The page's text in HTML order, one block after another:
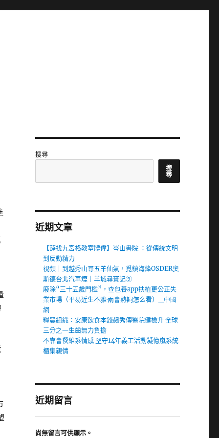
搜尋
搜
尋
近期文章
【薛找九宮格教室體偉】岑山書院 ：從傳統文明
到反動精力
視頻｜到越秀山尋五羊仙氣，覓鎮海烽OSDER奧
斯德台北汽車煙｜羊城尋寶記⑨
廢除“三十五歲門檻”，查包養app扶植更公正失
業市場（平易近生不雅·兩會熱詞怎么看）_中國
網
糧農組織：安康飲食本錢飆秀傳醫院健檢升 全球
三分之一生齒無力負擔
不靠會餐維系情感 堅守14年義工活動凝億嵐系統
櫃集親情
近期留言
尚無留言可供顯示。